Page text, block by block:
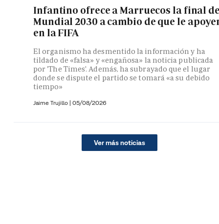
Infantino ofrece a Marruecos la final
Mundial 2030 a cambio de que le
en la FIFA
El organismo ha desmentido la información y ha
tildado de «falsa» y «engañosa» la noticia publicada
por 'The Times'. Además, ha subrayado que el lugar
donde se dispute el partido se tomará «a su debido
tiempo»
Jaime Trujillo | 05/08/2026
Ver más noticias